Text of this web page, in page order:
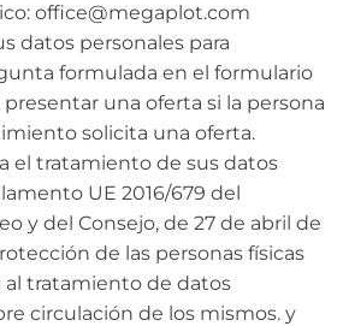
office@megaplot.com
datos personales para
formulada en el formulario
una oferta si la persona
solicita una oferta.
el tratamiento de sus datos
UE 2016/679 del
y del Consejo, de 27 de abril de
de las personas físicas
al tratamiento de datos
circulación de los mismos. y